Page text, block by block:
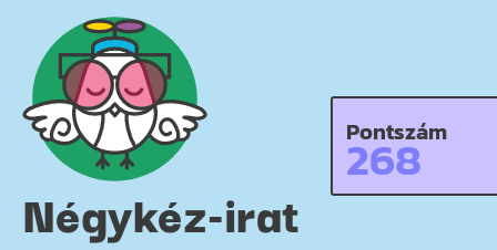
Négykéz-irat
Pontszám
268